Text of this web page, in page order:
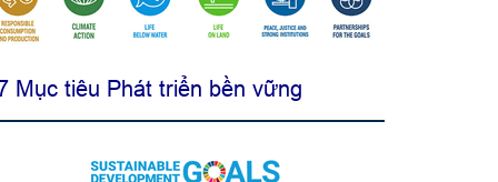
Mục tiêu Phát triển bền vững